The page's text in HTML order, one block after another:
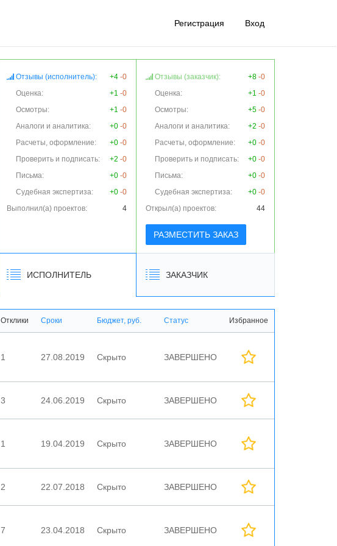
Регистрация Вход
Отзывы (исполнитель): +4 -0
Оценка:
+1 -0
Осмотры:
+1 -0
Аналоги и аналитика:
+0 -0
Расчеты, оформление:
+0 -0
Проверить и подписать:
+2 -0
Письма:
+0 -0
Судебная экспертиза:
+0 -0
Выполнил(а) проектов:
4
Отзывы (заказчик): +8 -0
Оценка:
+1 -0
Осмотры:
+5 -0
Аналоги и аналитика:
+2 -0
Расчеты, оформление:
+0 -0
Проверить и подписать:
+0 -0
Письма:
+0 -0
Судебная экспертиза:
+0 -0
Открыл(а) проектов:
44
РАЗМЕСТИТЬ ЗАКАЗ
ИСПОЛНИТЕЛЬ ЗАКАЗЧИК
Отклики Сроки Бюджет, руб. Статус Избранное
1 27.08.2019 Скрыто ЗАВЕРШЕНО
3 24.06.2019 Скрыто ЗАВЕРШЕНО
1 19.04.2019 Скрыто ЗАВЕРШЕНО
2 22.07.2018 Скрыто ЗАВЕРШЕНО
7 23.04.2018 Скрыто ЗАВЕРШЕНО